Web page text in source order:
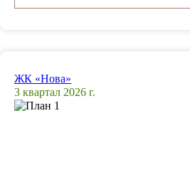
ЖК «Нова»
3 квартал 2026 г.